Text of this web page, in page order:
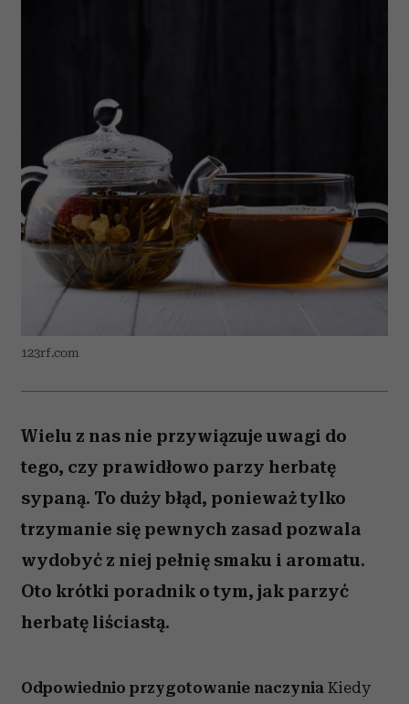
123rf.com
Wielu z nas nie przywiązuje uwagi do
tego, czy prawidłowo parzy herbatę
sypaną. To duży błąd, ponieważ tylko
trzymanie się pewnych zasad pozwala
wydobyć z niej pełnię smaku i aromatu.
Oto krótki poradnik o tym, jak parzyć
herbatę liściastą.
Odpowiednio przygotowanie naczynia Kiedy